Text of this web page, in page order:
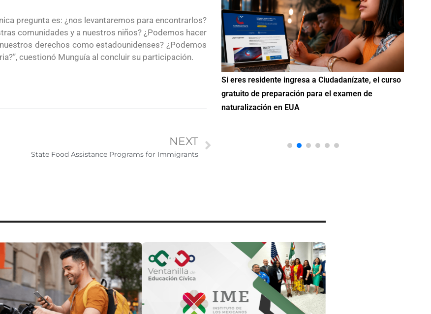
pregunta es: ¿nos levantaremos para encontrarlos?
comunidades y a nuestros niños? ¿Podemos hacer
derechos como estadounidenses? ¿Podemos
cuestionó Munguía al concluir su participación.
NEXT
State Food Assistance Programs for Immigrants
Si eres residente ingresa a Ciudadanízate, el curso
gratuito de preparación para el examen de
naturalización en EUA